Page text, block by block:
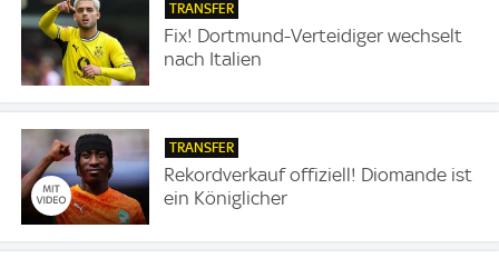
TRANSFER
Fix! Dortmund-Verteidiger wechselt
nach Italien
TRANSFER
Rekordverkauf offiziell! Diomande ist
ein Königlicher